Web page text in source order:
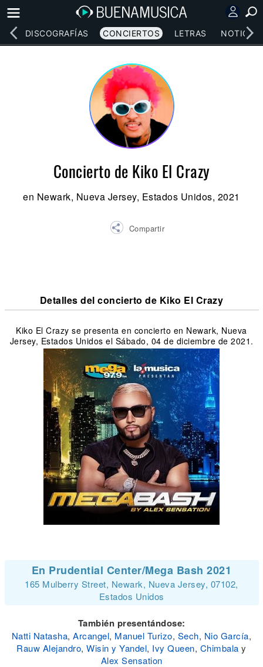
DISCOGRAFÍAS CONCIERTOS LETRAS NOTICIAS
Concierto de Kiko El Crazy
en Newark, Nueva Jersey, Estados Unidos, 2021
Compartir
Detalles del concierto de Kiko El Crazy
Kiko El Crazy se presenta en concierto en Newark, Nueva
Jersey, Estados Unidos el Sábado, 04 de diciembre de 2021.
En Prudential Center/Mega Bash 2021
165 Mulberry Street, Newark, Nueva Jersey, 07102,
Estados Unidos
También presentándose:
Natti Natasha,Arcangel, Manuel Turizo, Sech, Nio García,
Rauw Alejandro,Wisin y Yandel, Ivy Queen, Chimbala y
Alex Sensation